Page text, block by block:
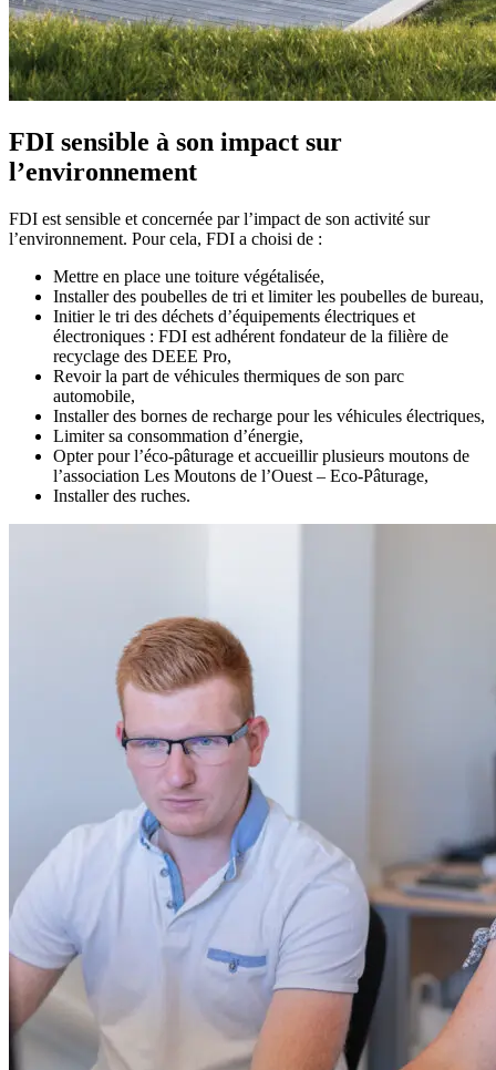
FDI sensible à son impact sur
l’environnement
FDI est sensible et concernée par l’impact de son activité sur
l’environnement. Pour cela, FDI a choisi de :
Mettre en place une toiture végétalisée,
Installer des poubelles de tri et limiter les poubelles de bureau,
Initier le tri des déchets d’équipements électriques et
électroniques : FDI est adhérent fondateur de la filière de
recyclage des DEEE Pro,
Revoir la part de véhicules thermiques de son parc
automobile,
Installer des bornes de recharge pour les véhicules électriques,
Limiter sa consommation d’énergie,
Opter pour l’éco-pâturage et accueillir plusieurs moutons de
l’association Les Moutons de l’Ouest – Eco-Pâturage,
Installer des ruches.